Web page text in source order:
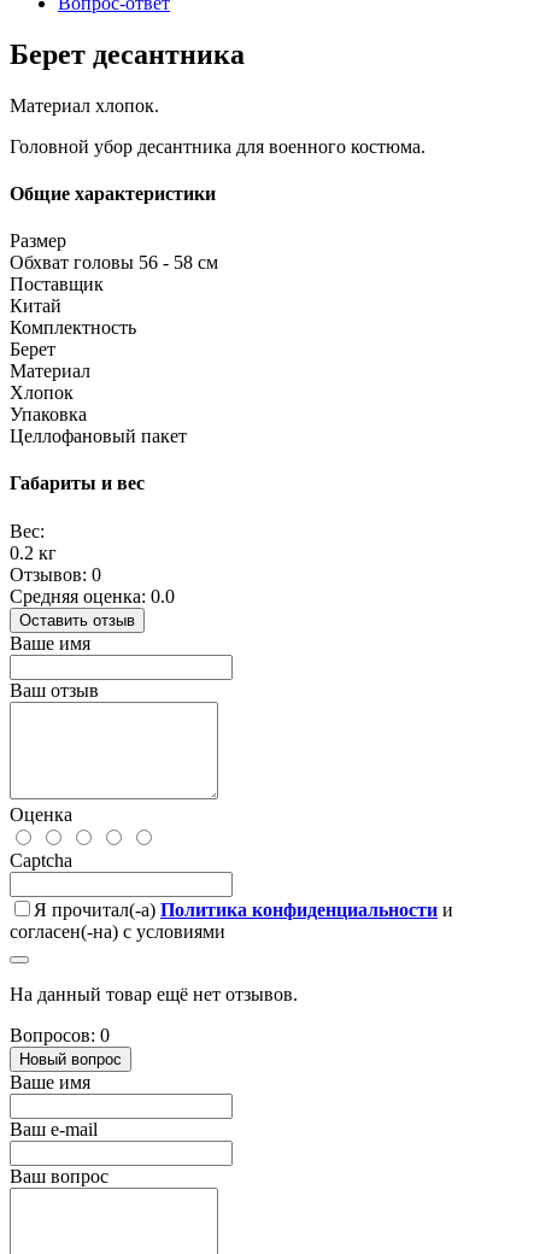
Берет десантника
Материал хлопок.
Головной убор десантника для военного костюма.
Общие характеристики
Размер
Обхват головы 56 - 58 см
Поставщик
Китай
Комплектность
Берет
Материал
Хлопок
Упаковка
Целлофановый пакет
Габариты и вес
Вес:
0.2 кг
Отзывов: 0
Средняя оценка: 0.0
Оставить отзыв
Ваше имя
Ваш отзыв
Оценка
Captcha
Я прочитал(-а) Политика конфиденциальности и
согласен(-на) с условиями
На данный товар ещё нет отзывов.
Вопросов: 0
Новый вопрос
Ваше имя
Ваш e-mail
Ваш вопрос